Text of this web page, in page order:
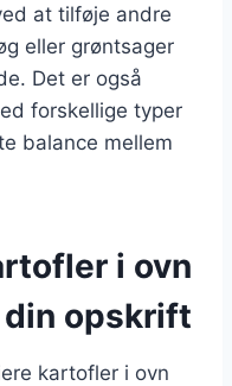
at tilføje andre
eller grøntsager
Det er også
forskellige typer
balance mellem
i ovn
opskrift
kartofler i ovn